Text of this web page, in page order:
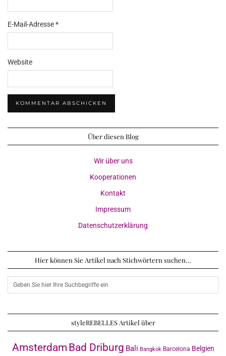
E-Mail-Adresse*
Website
Über diesen Blog
Wir über uns
Kooperationen
Kontakt
Impressum
Datenschutzerklärung
Hier können Sie Artikel nach Stichwörtern suchen…
styleREBELLES Artikel über
Amsterdam Bad Driburg Bali Bangkok Barcelona Belgien